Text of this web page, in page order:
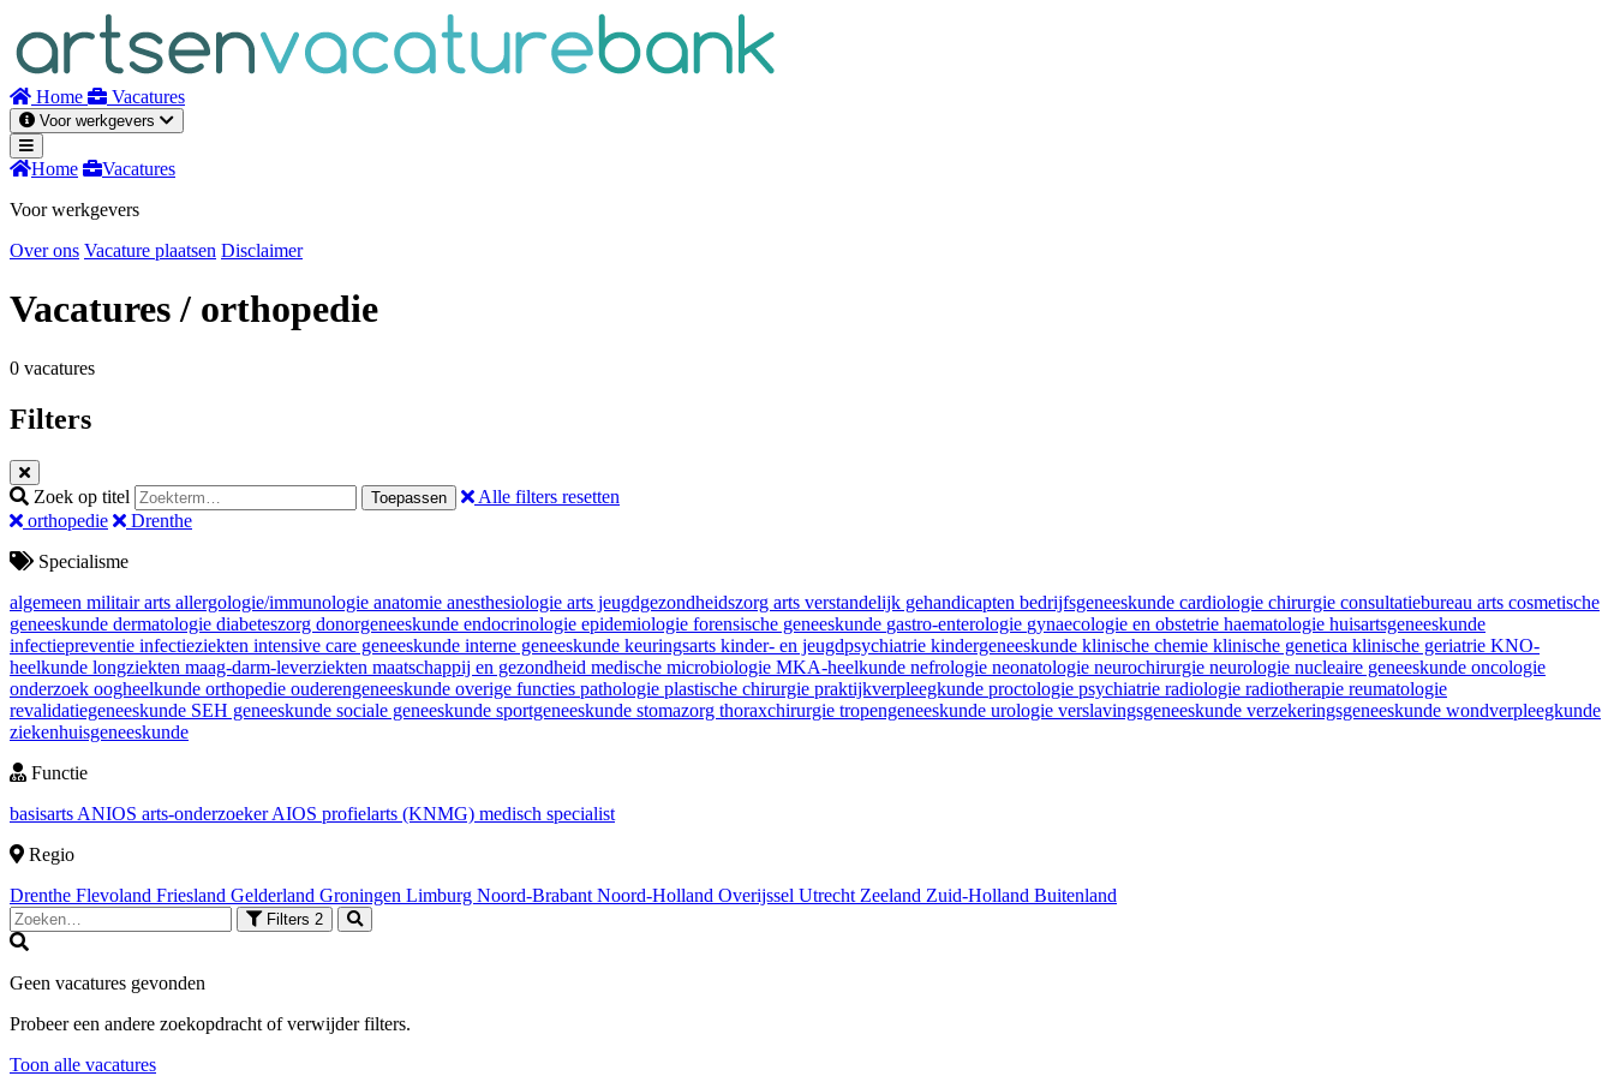
inhoud
Home Vacatures
Voor werkgevers
Home
Vacatures
Voor werkgevers
Over ons Vacature plaatsen Disclaimer
Vacatures/ orthopedie
0 vacatures
Filters
Zoek op titel Toepassen
Alle filters resetten
orthopedie
Drenthe
Specialisme
algemeen militair arts allergologie/immunologie anatomie anesthesiologie arts jeugdgezondheidszorg arts verstandelijk gehandicapten bedrijfsgeneeskunde cardiologie chirurgie consultatiebureau arts cosmetische
geneeskunde dermatologie diabeteszorg donorgeneeskunde endocrinologie epidemiologie forensische geneeskunde gastro-enterologie gynaecologie en obstetrie haematologie huisartsgeneeskunde
infectiepreventie infectieziekten intensive care geneeskunde interne geneeskunde keuringsarts kinder- en jeugdpsychiatrie kindergeneeskunde klinische chemie klinische genetica klinische geriatrie KNO-
heelkunde longziekten maag-darm-leverziekten maatschappij en gezondheid medische microbiologie MKA-heelkunde nefrologie neonatologie neurochirurgie neurologie nucleaire geneeskunde oncologie
onderzoek oogheelkunde orthopedie ouderengeneeskunde overige functies pathologie plastische chirurgie praktijkverpleegkunde proctologie psychiatrie radiologie radiotherapie reumatologie
revalidatiegeneeskunde SEH geneeskunde sociale geneeskunde sportgeneeskunde stomazorg thoraxchirurgie tropengeneeskunde urologie verslavingsgeneeskunde verzekeringsgeneeskunde wondverpleegkunde
ziekenhuisgeneeskunde
Functie
basisarts ANIOS arts-onderzoekerAIOS profielarts (KNMG) medisch specialist
Regio
Drenthe Flevoland Friesland Gelderland Groningen Limburg Noord-Brabant Noord-Holland Overijssel Utrecht Zeeland Zuid-Holland Buitenland
Filters 2
Geen vacatures gevonden
Probeer een andere zoekopdracht of verwijder filters.
Toon alle vacatures